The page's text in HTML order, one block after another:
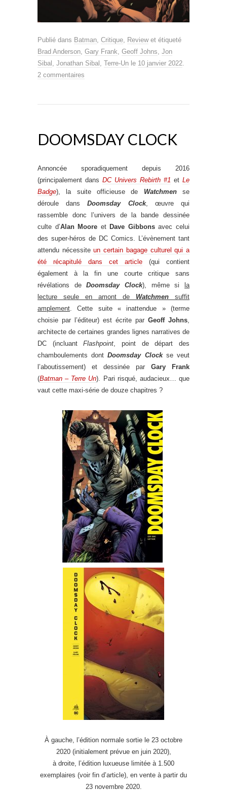
Publié dans Batman Critique Reviewet étiqueté
Brad Anderson Gary Frank Geoff Johns Jon
Sibal Jonathan Sibal Terre-Un le 10 janvier 2022
2 commentaires
DOOMSDAY CLOCK
Annoncée sporadiquement depuis 2016
(principalement dans DC Univers Rebirth #1 et Le
Badge), la suite officieuse de Watchmense
déroule dansDoomsday Clock, œuvre qui
rassemble donc l’univers de la bande dessinée
culte d’Alan Moore etDave Gibbonsavec celui
des super-héros de DC Comics. L’évènement tant
attendu nécessiteun certain bagage culturel qui a
été récapitulé dans cet article (qui contient
également à la fin une courte critique sans
révélations deDoomsday Clock), même sila
lecture seule en amont de Watchmen suffit
amplement . Cette suite « inattendue » (terme
choisie par l’éditeur) est écrite par Geoff Johns
architecte de certaines grandes lignes narratives de
DC (incluantFlashpoint , point de départ des
chamboulements dontDoomsday Clockse veut
l’aboutissement) et dessinée par Gary Frank
(Batman – Terre Un). Pari risqué, audacieux… que
vaut cette maxi-série de douze chapitres ?
À gauche, l’édition normale sortie le 23 octobre
2020 (initialement prévue en juin 2020),
à droite, l’édition luxueuse limitée à 1.500
exemplaires (voir fin d’article), en vente à partir du
23 novembre 2020.